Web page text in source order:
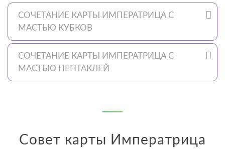
СОЧЕТАНИЕ КАРТЫ ИМПЕРАТРИЦА С
МАСТЬЮ КУБКОВ
СОЧЕТАНИЕ КАРТЫ ИМПЕРАТРИЦА С
МАСТЬЮ ПЕНТАКЛЕЙ
Совет карты Императрица